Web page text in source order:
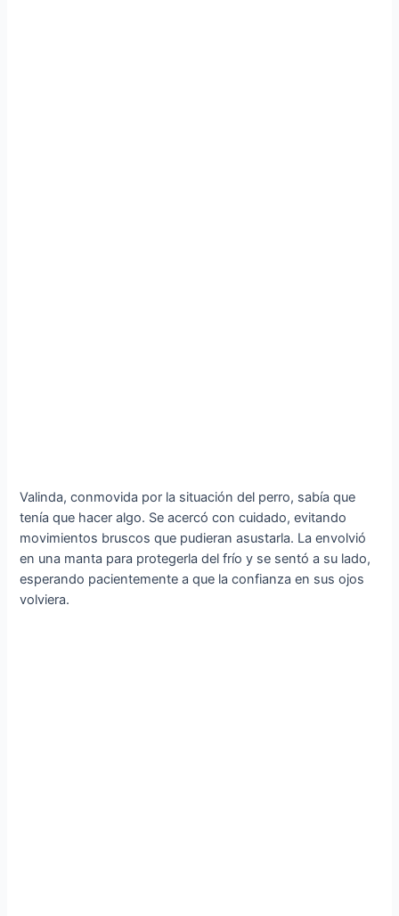
Valinda, conmovida por la situación del perro, sabía que
tenía que hacer algo. Se acercó con cuidado, evitando
movimientos bruscos que pudieran asustarla. La envolvió
en una manta para protegerla del frío y se sentó a su lado,
esperando pacientemente a que la confianza en sus ojos
volviera.